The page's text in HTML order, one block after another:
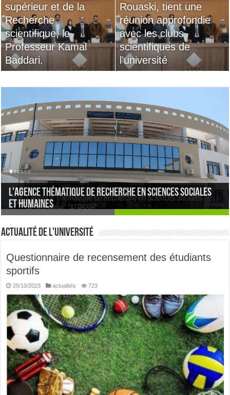
supérieur et de la
Recherche
scientifique, le
Professeur Kamal
Baddari.
Rouaski, tient une
réunion approfondie
avec les clubs
scientifiques de
l’université
Study in Algeria
l'agence thématique de recherche en sciences sociales
et humaines
Actualité de l'université
Questionnaire de recensement des étudiants
sportifs
25/10/2023 actualités 723